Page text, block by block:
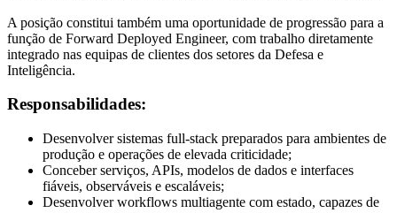
A posição constitui também uma oportunidade de progressão para a
função de Forward Deployed Engineer, com trabalho diretamente
integrado nas equipas de clientes dos setores da Defesa e
Inteligência.
Responsabilidades:
Desenvolver sistemas full-stack preparados para ambientes de
produção e operações de elevada criticidade;
Conceber serviços, APIs, modelos de dados e interfaces
fiáveis, observáveis e escaláveis;
Desenvolver workflows multiagente com estado, capazes de